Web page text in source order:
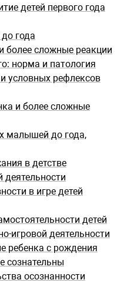
детей первого года
года
более сложные реакции
норма и патология
условных рефлексов
и более сложные
малышей до года,
в детстве
деятельности
в игре детей
детей
игровой деятельности
ребенка с рождения
сознательны
осознанности